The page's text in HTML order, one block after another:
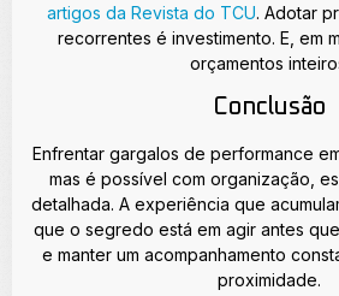
artigos da Revista do TCU. Adotar
recorrentes é investimento. E, em
orçamentos
Conclusão
Enfrentar gargalos de performance
mas é possível com organização,
detalhada. A experiência que
que o segredo está em agir antes
e manter um acompanhamento
proximidade.